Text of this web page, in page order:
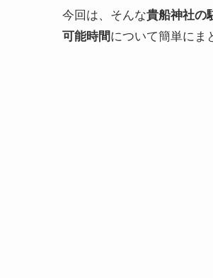
今回は、そんな貴船神社の
可能時間について簡単にま